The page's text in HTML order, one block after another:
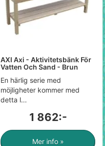
AXI Axi - Aktivitetsbänk För
Vatten Och Sand - Brun
En härlig serie med
möjligheter kommer med
detta l...
1 862:-
Mer info »